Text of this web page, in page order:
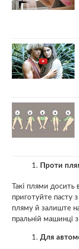
Проти
Такі плями досить
приготуйте пасту
пляму й залиште
пральній машинці
Для